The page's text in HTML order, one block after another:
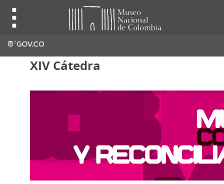
XIV Cátedra